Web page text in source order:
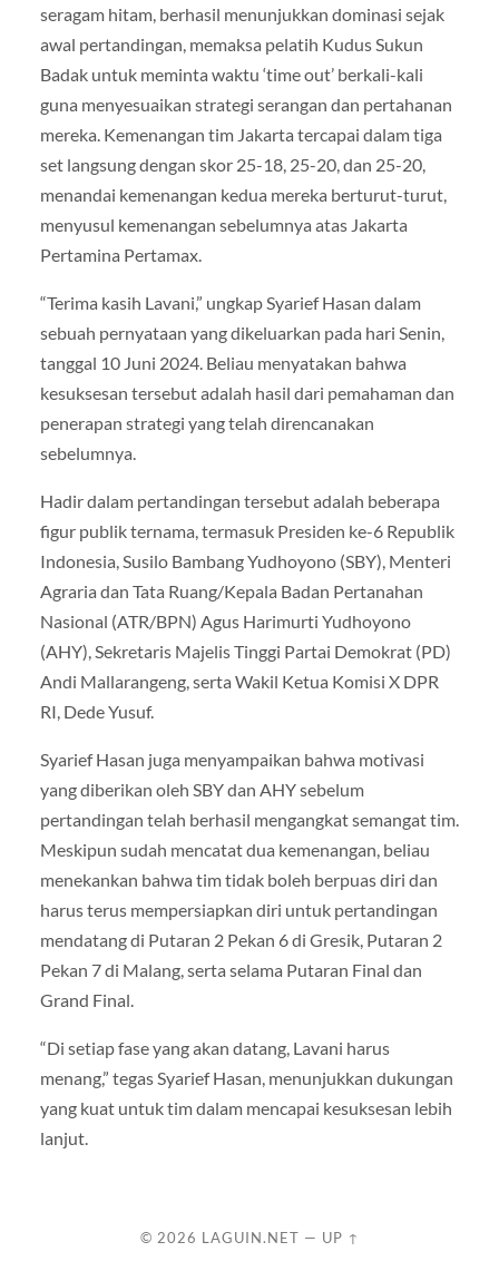
seragam hitam, berhasil menunjukkan dominasi sejak
awal pertandingan, memaksa pelatih Kudus Sukun
Badak untuk meminta waktu ‘time out’ berkali-kali
guna menyesuaikan strategi serangan dan pertahanan
mereka. Kemenangan tim Jakarta tercapai dalam tiga
set langsung dengan skor 25-18, 25-20, dan 25-20,
menandai kemenangan kedua mereka berturut-turut,
menyusul kemenangan sebelumnya atas Jakarta
Pertamina Pertamax.
“Terima kasih Lavani,” ungkap Syarief Hasan dalam
sebuah pernyataan yang dikeluarkan pada hari Senin,
tanggal 10 Juni 2024. Beliau menyatakan bahwa
kesuksesan tersebut adalah hasil dari pemahaman dan
penerapan strategi yang telah direncanakan
sebelumnya.
Hadir dalam pertandingan tersebut adalah beberapa
figur publik ternama, termasuk Presiden ke-6 Republik
Indonesia, Susilo Bambang Yudhoyono (SBY), Menteri
Agraria dan Tata Ruang/Kepala Badan Pertanahan
Nasional (ATR/BPN) Agus Harimurti Yudhoyono
(AHY), Sekretaris Majelis Tinggi Partai Demokrat (PD)
Andi Mallarangeng, serta Wakil Ketua Komisi X DPR
RI, Dede Yusuf.
Syarief Hasan juga menyampaikan bahwa motivasi
yang diberikan oleh SBY dan AHY sebelum
pertandingan telah berhasil mengangkat semangat tim.
Meskipun sudah mencatat dua kemenangan, beliau
menekankan bahwa tim tidak boleh berpuas diri dan
harus terus mempersiapkan diri untuk pertandingan
mendatang di Putaran 2 Pekan 6 di Gresik, Putaran 2
Pekan 7 di Malang, serta selama Putaran Final dan
Grand Final.
“Di setiap fase yang akan datang, Lavani harus
menang,” tegas Syarief Hasan, menunjukkan dukungan
yang kuat untuk tim dalam mencapai kesuksesan lebih
lanjut.
© 2026 LAGUIN.NET — UP ↑